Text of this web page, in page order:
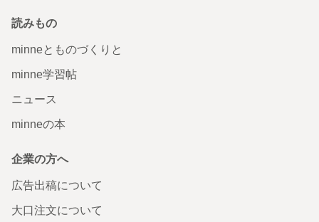
読みもの
minneとものづくりと
minne学習帖
ニュース
minneの本
企業の方へ
広告出稿について
大口注文について